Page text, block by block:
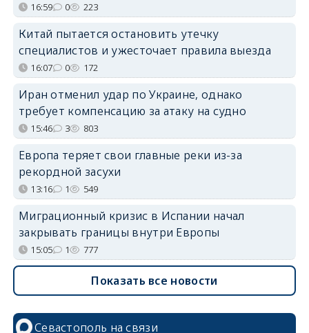
16:59 0 223
Китай пытается остановить утечку
специалистов и ужесточает правила выезда
16:07 0 172
Иран отменил удар по Украине, однако
требует компенсацию за атаку на судно
15:46 3 803
Европа теряет свои главные реки из-за
рекордной засухи
13:16 1 549
Миграционный кризис в Испании начал
закрывать границы внутри Европы
15:05 1 777
Показать все новости
Севастополь на связи